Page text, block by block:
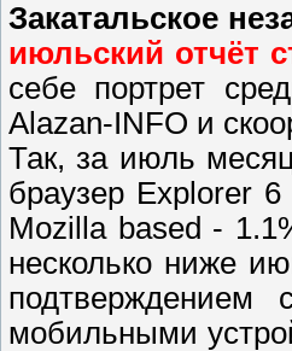
Закатальское
июльский отчёт
себе портрет
Alazan-INFO и
Так, за июль
браузер Explorer 6
Mozilla based -
несколько ниже
подтверждением
мобильными